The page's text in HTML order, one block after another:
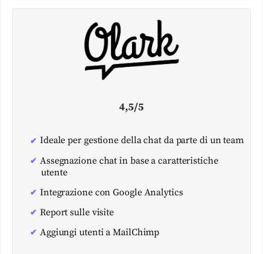
4,5/5
Ideale per gestione della chat da parte di un team
Assegnazione chat in base a caratteristiche
utente
Integrazione con Google Analytics
Report sulle visite
Aggiungi utenti a MailChimp